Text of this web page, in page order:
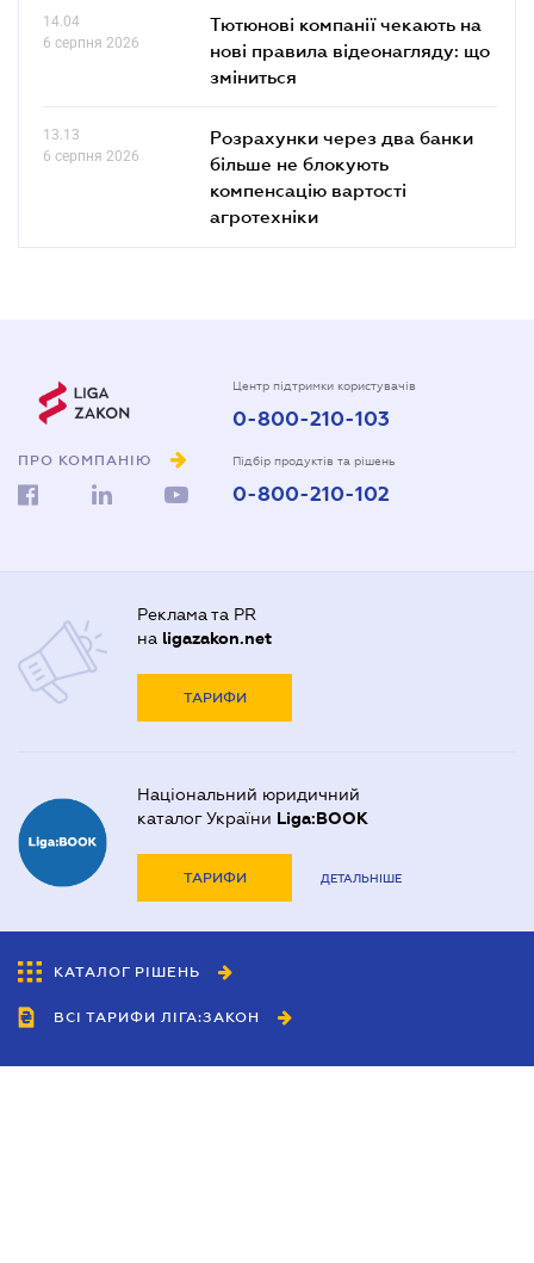
14.04
6 серпня 2026
Тютюнові компанії чекають на
нові правила відеонагляду: що
зміниться
13.13
6 серпня 2026
Розрахунки через два банки
більше не блокують
компенсацію вартості
агротехніки
ПРО КОМПАНІЮ
Центр підтримки користувачів
0-800-210-103
Підбір продуктів та рішень
0-800-210-102
Реклама та PR
на ligazakon.net
ТАРИФИ
Національний юридичний
каталог України Liga:BOOK
ТАРИФИ ДЕТАЛЬНІШЕ
КАТАЛОГ РІШЕНЬ
ВСІ ТАРИФИ ЛІГА:ЗАКОН